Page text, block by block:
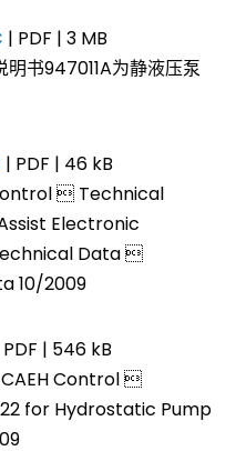
| PDF | 3 MB
书947011A为静液压泵
| PDF | 46 kB
 Technical
Electronic
Data 
10/2009
| 546 kB
CAEH Control 
for Hydrostatic Pump